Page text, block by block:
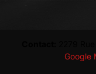
Google